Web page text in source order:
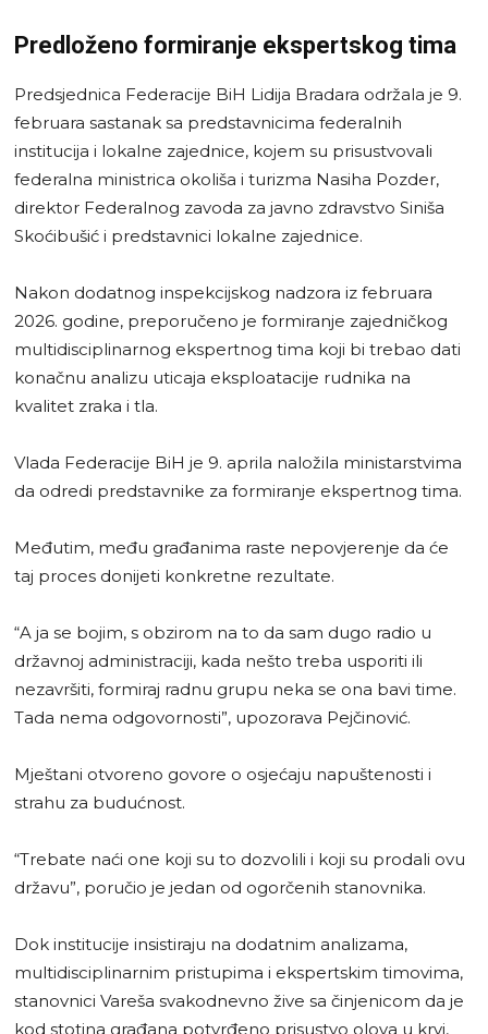
Predloženo formiranje ekspertskog tima
Predsjednica Federacije BiH Lidija Bradara održala je 9.
februara sastanak sa predstavnicima federalnih
institucija i lokalne zajednice, kojem su prisustvovali
federalna ministrica okoliša i turizma Nasiha Pozder,
direktor Federalnog zavoda za javno zdravstvo Siniša
Skoćibušić i predstavnici lokalne zajednice.
Nakon dodatnog inspekcijskog nadzora iz februara
2026. godine, preporučeno je formiranje zajedničkog
multidisciplinarnog ekspertnog tima koji bi trebao dati
konačnu analizu uticaja eksploatacije rudnika na
kvalitet zraka i tla.
Vlada Federacije BiH je 9. aprila naložila ministarstvima
da odredi predstavnike za formiranje ekspertnog tima.
Međutim, među građanima raste nepovjerenje da će
taj proces donijeti konkretne rezultate.
“A ja se bojim, s obzirom na to da sam dugo radio u
državnoj administraciji, kada nešto treba usporiti ili
nezavršiti, formiraj radnu grupu neka se ona bavi time.
Tada nema odgovornosti”, upozorava Pejčinović.
Mještani otvoreno govore o osjećaju napuštenosti i
strahu za budućnost.
“Trebate naći one koji su to dozvolili i koji su prodali ovu
državu”, poručio je jedan od ogorčenih stanovnika.
Dok institucije insistiraju na dodatnim analizama,
multidisciplinarnim pristupima i ekspertskim timovima,
stanovnici Vareša svakodnevno žive sa činjenicom da je
kod stotina građana potvrđeno prisustvo olova u krvi,